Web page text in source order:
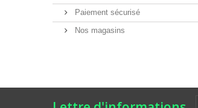
Paiement sécurisé
Nos magasins